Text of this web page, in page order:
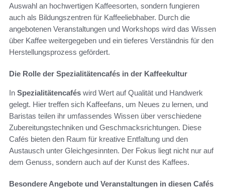
Auswahl an hochwertigen Kaffeesorten, sondern fungieren
auch als Bildungszentren für Kaffeeliebhaber. Durch die
angebotenen Veranstaltungen und Workshops wird das Wissen
über Kaffee weitergegeben und ein tieferes Verständnis für den
Herstellungsprozess gefördert.
Die Rolle der Spezialitätencafés in der Kaffeekultur
In Spezialitätencafés wird Wert auf Qualität und Handwerk
gelegt. Hier treffen sich Kaffeefans, um Neues zu lernen, und
Baristas teilen ihr umfassendes Wissen über verschiedene
Zubereitungstechniken und Geschmacksrichtungen. Diese
Cafés bieten den Raum für kreative Entfaltung und den
Austausch unter Gleichgesinnten. Der Fokus liegt nicht nur auf
dem Genuss, sondern auch auf der Kunst des Kaffees.
Besondere Angebote und Veranstaltungen in diesen Cafés